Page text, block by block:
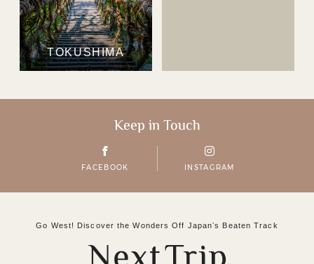
TOKUSHIMA
Keep in Touch
FACEBOOK INSTAGRAM
Go West! Discover the Wonders Off Japanʼs Beaten Track